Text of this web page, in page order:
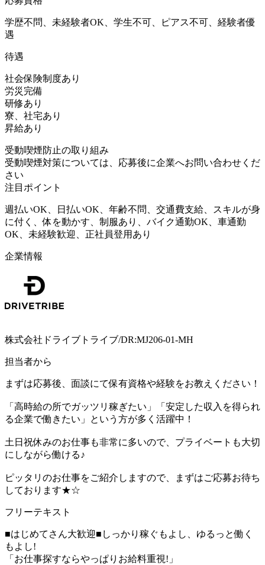
学歴不問、未経験者OK、学生不可、ピアス不可、経験者優
遇
待遇
社会保険制度あり
労災完備
研修あり
寮、社宅あり
昇給あり
受動喫煙防止の取り組み
受動喫煙対策については、応募後に企業へお問い合わせくだ
さい
注目ポイント
週払いOK、日払いOK、年齢不問、交通費支給、スキルが身
に付く、体を動かす、制服あり、バイク通勤OK、車通勤
OK、未経験歓迎、正社員登用あり
企業情報
株式会社ドライブトライブ/DR:MJ206-01-MH
担当者から
まずは応募後、面談にて保有資格や経験をお教えください！
「高時給の所でガッツリ稼ぎたい」「安定した収入を得られ
る企業で働きたい」という方が多く活躍中！
土日祝休みのお仕事も非常に多いので、プライベートも大切
にしながら働ける♪
ピッタリのお仕事をご紹介しますので、まずはご応募お待ち
しております★☆
フリーテキスト
■はじめてさん大歓迎■しっかり稼ぐもよし、ゆるっと働く
もよし!
「お仕事探すならやっぱりお給料重視!」